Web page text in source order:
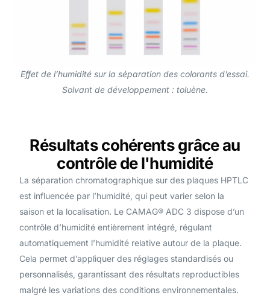
Effet de l’humidité sur la séparation des colorants d’essai.
Solvant de développement : toluène.
Résultats cohérents grâce au
contrôle de l'humidité
La séparation chromatographique sur des plaques HPTLC
est influencée par l’humidité, qui peut varier selon la
saison et la localisation. Le CAMAG® ADC 3 dispose d’un
contrôle d’humidité entièrement intégré, régulant
automatiquement l’humidité relative autour de la plaque.
Cela permet d’appliquer des réglages standardisés ou
personnalisés, garantissant des résultats reproductibles
malgré les variations des conditions environnementales.